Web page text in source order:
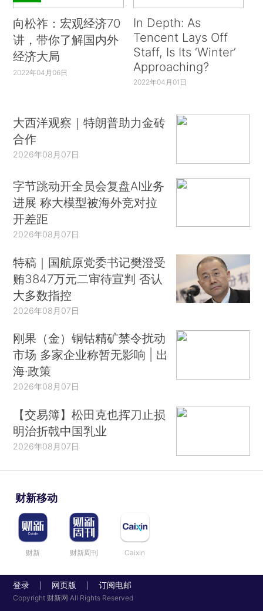
向松祚：宏观经济70
讲，带你了解国内外
经济大局
2022年04月06日
In Depth: As
Tencent Lays Off
Staff, Is Its ‘Winter’
Approaching?
2022年04月01日
大西洋观察｜特朗普助力金砖
合作
2026年08月07日
字节跳动开全员会复盘AI业务
进展 称大模型被海外竞对拉
开差距
2026年08月07日
特稿｜国航原党委书记樊澄受
贿3847万元二审待宣判 否认
大多数指控
2026年08月07日
刚果（金）铜钴精矿禁令扰动
市场 多家企业称暂无影响 | 出
海·政策
2026年08月07日
【交易簿】松田克也挥刀止损
明治折戟中国乳业
2026年08月07日
财新移动
财新 财新周刊 Caixin
登录 网页版 订阅电邮
Copyright 财新网 All Rights Reserved